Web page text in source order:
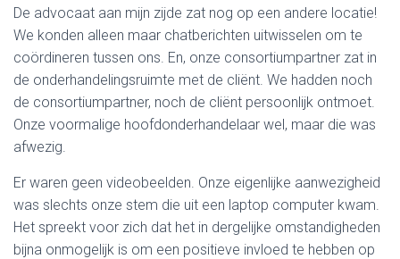
De advocaat aan mijn zijde zat nog op een andere locatie!
We konden alleen maar chatberichten uitwisselen om te
coördineren tussen ons. En, onze consortiumpartner zat in
de onderhandelingsruimte met de cliënt. We hadden noch
de consortiumpartner, noch de cliënt persoonlijk ontmoet.
Onze voormalige hoofdonderhandelaar wel, maar die was
afwezig.
Er waren geen videobeelden. Onze eigenlijke aanwezigheid
was slechts onze stem die uit een laptop computer kwam.
Het spreekt voor zich dat het in dergelijke omstandigheden
bijna onmogelijk is om een positieve invloed te hebben op